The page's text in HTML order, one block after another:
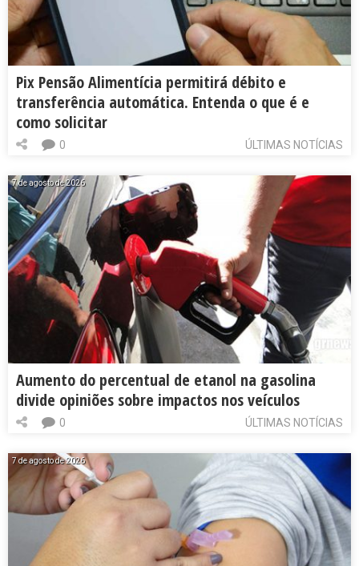
Pix Pensão Alimentícia permitirá débito e
transferência automática. Entenda o que é e
como solicitar
ÚLTIMAS NOTÍCIAS
0
7 de agosto de 2026
Aumento do percentual de etanol na gasolina
divide opiniões sobre impactos nos veículos
ÚLTIMAS NOTÍCIAS
0
7 de agosto de 2026